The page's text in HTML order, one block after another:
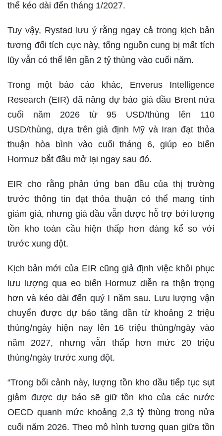
thể kéo dài đến tháng 1/2027.
Tuy vậy, Rystad lưu ý rằng ngay cả trong kịch bản
tương đối tích cực này, tổng nguồn cung bị mất tích
lũy vẫn có thể lên gần 2 tỷ thùng vào cuối năm.
Trong một báo cáo khác, Enverus Intelligence
Research (EIR) đã nâng dự báo giá dầu Brent nửa
cuối năm 2026 từ 95 USD/thùng lên 110
USD/thùng, dựa trên giả định Mỹ và Iran đạt thỏa
thuận hòa bình vào cuối tháng 6, giúp eo biển
Hormuz bắt đầu mở lại ngay sau đó.
EIR cho rằng phản ứng ban đầu của thị trường
trước thông tin đạt thỏa thuận có thể mang tính
giảm giá, nhưng giá dầu vẫn được hỗ trợ bởi lượng
tồn kho toàn cầu hiện thấp hơn đáng kể so với
trước xung đột.
Kịch bản mới của EIR cũng giả định việc khôi phục
lưu lượng qua eo biển Hormuz diễn ra thận trọng
hơn và kéo dài đến quý I năm sau. Lưu lượng vận
chuyển được dự báo tăng dần từ khoảng 2 triệu
thùng/ngày hiện nay lên 16 triệu thùng/ngày vào
năm 2027, nhưng vẫn thấp hơn mức 20 triệu
thùng/ngày trước xung đột.
“Trong bối cảnh này, lượng tồn kho dầu tiếp tục sụt
giảm được dự báo sẽ giữ tồn kho của các nước
OECD quanh mức khoảng 2,3 tỷ thùng trong nửa
cuối năm 2026. Theo mô hình tương quan giữa tồn